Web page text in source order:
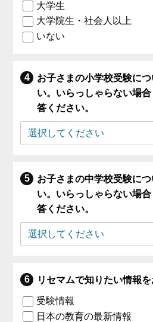
大学生
大学院生・社会人以上
いない
お子さまの小学校受験に
い。いらっしゃらない場
答ください。
お子さまの中学校受験に
い。いらっしゃらない場
答ください。
リセマムで知りたい情報を
受験情報
日本の教育の最新情報